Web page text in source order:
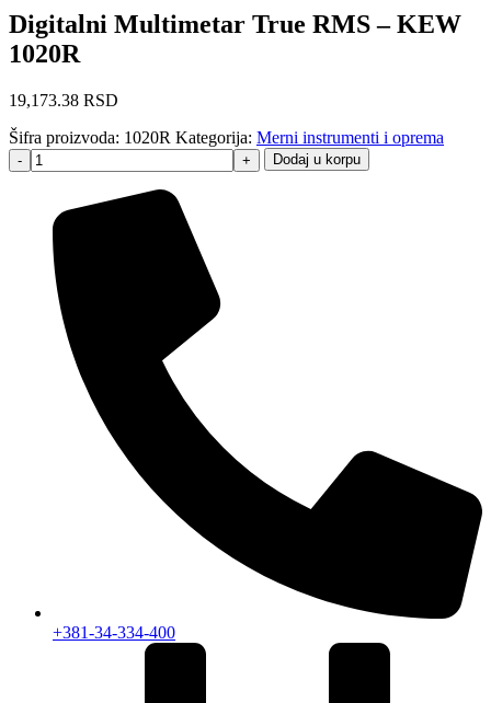
Digitalni Multimetar True RMS – KEW
1020R
19,173.38 RSD
Šifra proizvoda: 1020R Kategorija: Merni instrumenti i oprema
- + Dodaj u korpu
+381-34-334-400